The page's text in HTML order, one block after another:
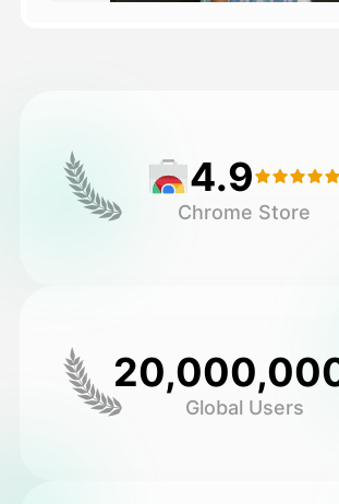
4.9
Chrome Store
Global Users